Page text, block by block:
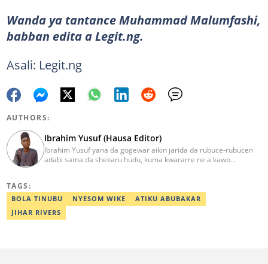
Wanda ya tantance Muhammad Malumfashi,
babban edita a Legit.ng.
Asali: Legit.ng
AUTHORS:
Ibrahim Yusuf (Hausa Editor)
Ibrahim Yusuf yana da gogewar aikin jarida da rubuce-rubucen
adabi sama da shekaru hudu, kuma kwararre ne a kawo
TAGS:
BOLA TINUBU NYESOM WIKE
ATIKU ABUBAKAR
JIHAR RIVERS